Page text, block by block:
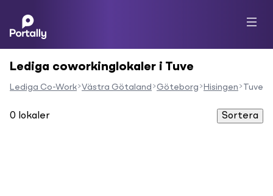
Lediga coworkinglokaler i Tuve
Lediga Co-Work Västra Götaland Göteborg Hisingen Tuve
0 lokaler Sortera